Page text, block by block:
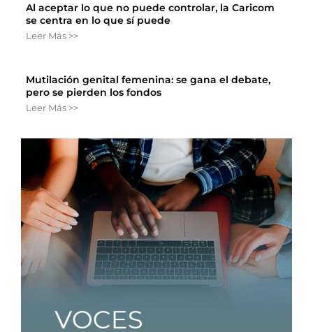
Al aceptar lo que no puede controlar, la Caricom
se centra en lo que sí puede
Leer Más >>
Mutilación genital femenina: se gana el debate,
pero se pierden los fondos
Leer Más >>